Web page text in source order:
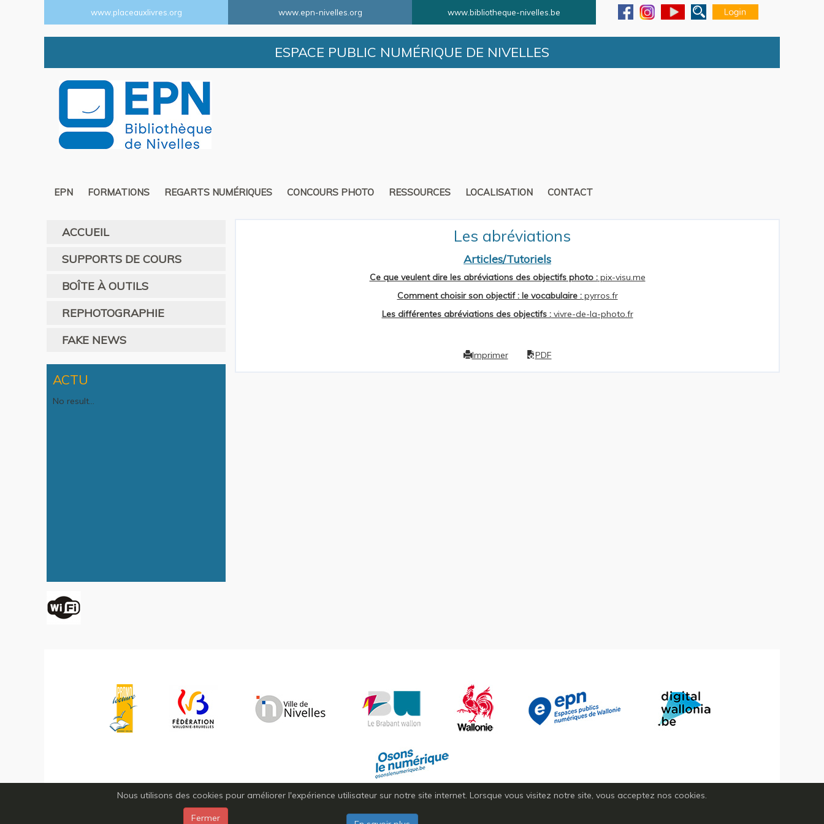
www.placeauxlivres.org www.epn-nivelles.org www.bibliotheque-nivelles.be
ESPACE PUBLIC NUMÉRIQUE DE NIVELLES
EPN FORMATIONS REGARTS NUMÉRIQUES CONCOURS PHOTO RESSOURCES LOCALISATION CONTACT
ACCUEIL
SUPPORTS DE COURS
BOÎTE À OUTILS
REPHOTOGRAPHIE
FAKE NEWS
ACTU
No result...
Les abréviations
Articles/Tutoriels
Ce que veulent dire les abréviations des objectifs photo :pix-visu.me
Comment choisir son objectif : le vocabulaire :pyrros.fr
Les différentes abréviations des objectifs :vivre-de-la-photo.fr
Imprimer PDF
Nous utilisons des cookies pour améliorer l'expérience utilisateur sur notre site internet. Lorsque vous visitez notre site, vous acceptez nos cookies.
Fermer